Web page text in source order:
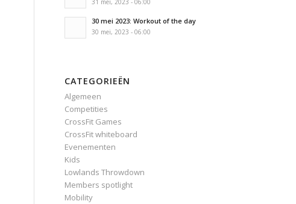
31 mei, 2023 - 06:00
30 mei 2023: Workout of the day
30 mei, 2023 - 06:00
CATEGORIEËN
Algemeen
Competities
CrossFit Games
CrossFit whiteboard
Evenementen
Kids
Lowlands Throwdown
Members spotlight
Mobility